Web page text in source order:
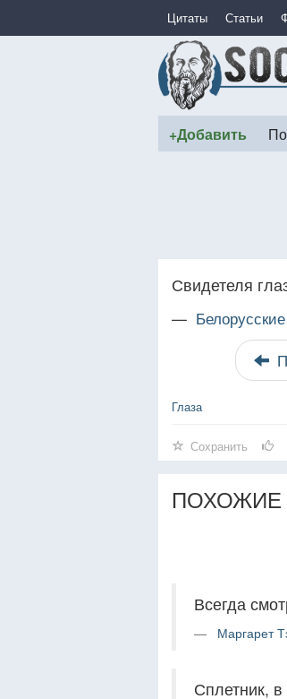
Цитаты Статьи
+Добавить
Свидетеля
—
Глаза
Сохранить
Всегда
Маргарет
Сплетник, в